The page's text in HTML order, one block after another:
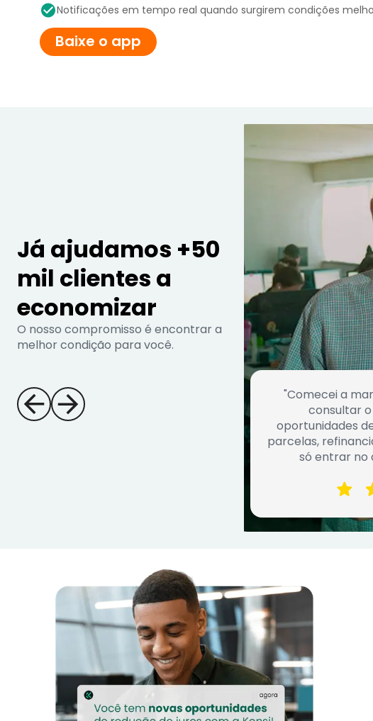
Notificações em tempo real quando surgirem condições
Baixe o app
Já ajudamos +50
mil clientes a
economizar
O nosso compromisso é encontrar a
melhor condição para você.
"Comecei a
consultar
oportunidades
parcelas,
só entrar no